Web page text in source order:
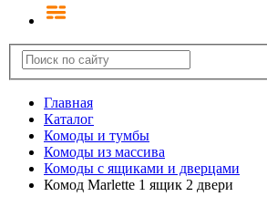
Главная
Каталог
Комоды и тумбы
Комоды из массива
Комоды с ящиками и дверцами
Комод Marlette 1 ящик 2 двери